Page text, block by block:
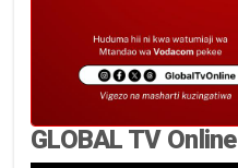
GLOBAL TV Online